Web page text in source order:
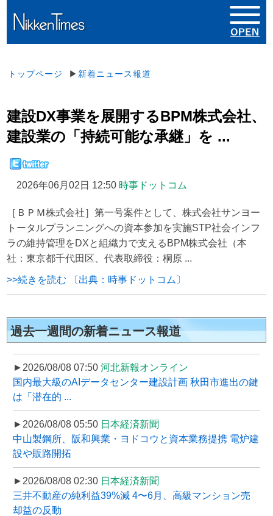
トップページ ▶ 新着ニュース報道
建設DX事業を展開するBPM株式会社、
建設業の「持続可能な承継」を ...
2026年06月02日 12:50 時事ドットコム
［ＢＰＭ株式会社］第一号案件として、株式会社サンヨー
トータルプランニングへの資本参加を実施STP社会インフ
ラの維持管理をDXと組織力で支えるBPM株式会社（本
社：東京都千代田区、代表取締役：桐原 ...
>>続きを読む 〔出典：時事ドットコム〕
過去一週間の新着ニュース報道
►2026/08/08 07:50 河北新報オンライン
国内最大級のAIデータセンター建設計画 秋田市進出の鍵
は「潜在的 ...
►2026/08/08 05:50 日本経済新聞
中山製鋼所、阪和興業・ヨドコウと資本業務提携 電炉建
設や販路開拓
►2026/08/08 02:30 日本経済新聞
三井不動産の純利益39%減 4〜6月、高級マンション売
却益の反動